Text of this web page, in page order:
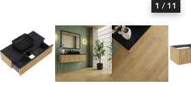
1 / 11